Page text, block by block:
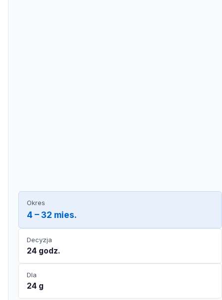
Okres
4 – 32 mies.
Decyzja
24 godz.
Dla
24 g